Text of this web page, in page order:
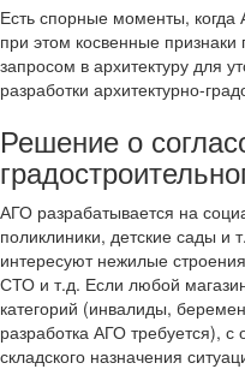
Есть спорные моменты, когда
при этом косвенные
запросом в архитектуру для
разработки архитектурно-
Решение о
АГО разрабатывается на
поликлиники, детские сады
интересуют нежилые
СТО и т.д. Если любой
категорий (инвалиды,
разработка АГО требуется), с
складского назначения